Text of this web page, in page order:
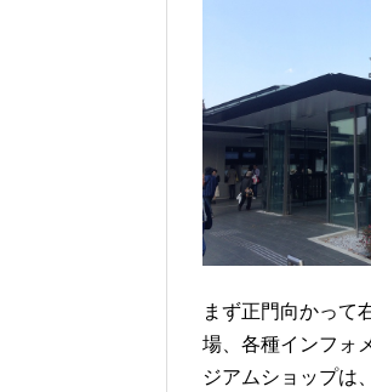
まず正門向かって
場、各種インフォ
ジアムショップは